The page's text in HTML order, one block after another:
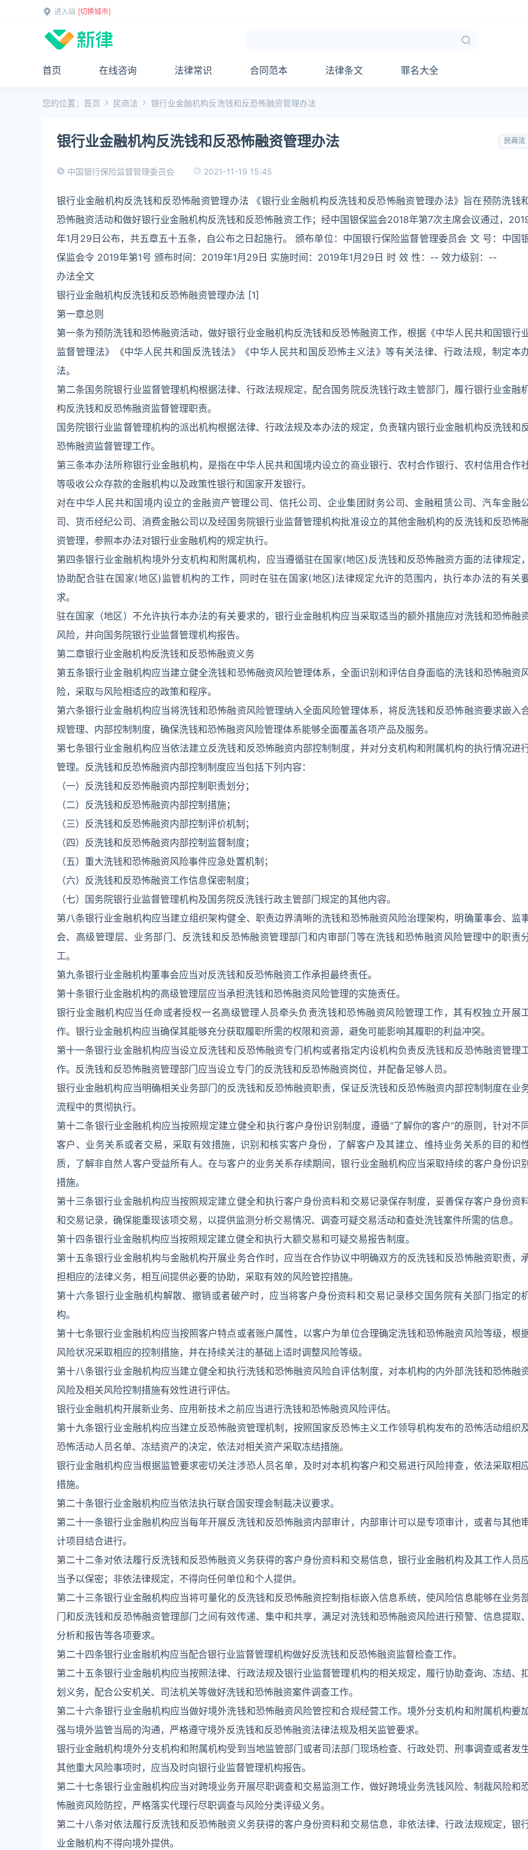
进入站 [切换城市]
首页 在线咨询 法律常识 合同范本 法律条文 罪名大全
您的位置： 首页 民商法 银行业金融机构反洗钱和反恐怖融资管理办法
银行业金融机构反洗钱和反恐怖融资管理办法 民商法
中国银行保险监督管理委员会 2021-11-19 15:45
银行业金融机构反洗钱和反恐怖融资管理办法 《银行业金融机构反洗钱和反恐怖融资管理办法》旨在预防洗钱
恐怖融资活动和做好银行业金融机构反洗钱和反恐怖融资工作；经中国银保监会2018年第7次主席会议通过，
年1月29日公布，共五章五十五条，自公布之日起施行。 颁布单位：中国银行保险监督管理委员会 文 号：中国
保监会令 2019年第1号 颁布时间：2019年1月29日 实施时间：2019年1月29日 时 效 性：-- 效力级别：--
办法全文
银行业金融机构反洗钱和反恐怖融资管理办法 [1]
第一章总则
第一条为预防洗钱和恐怖融资活动，做好银行业金融机构反洗钱和反恐怖融资工作，根据《中华人民共和国银行
监督管理法》《中华人民共和国反洗钱法》《中华人民共和国反恐怖主义法》等有关法律、行政法规，制定本
法。
第二条国务院银行业监督管理机构根据法律、行政法规规定，配合国务院反洗钱行政主管部门，履行银行业金融
构反洗钱和反恐怖融资监督管理职责。
国务院银行业监督管理机构的派出机构根据法律、行政法规及本办法的规定，负责辖内银行业金融机构反洗钱和
恐怖融资监督管理工作。
第三条本办法所称银行业金融机构，是指在中华人民共和国境内设立的商业银行、农村合作银行、农村信用合作
等吸收公众存款的金融机构以及政策性银行和国家开发银行。
对在中华人民共和国境内设立的金融资产管理公司、信托公司、企业集团财务公司、金融租赁公司、汽车金融
司、货币经纪公司、消费金融公司以及经国务院银行业监督管理机构批准设立的其他金融机构的反洗钱和反恐怖
资管理，参照本办法对银行业金融机构的规定执行。
第四条银行业金融机构境外分支机构和附属机构，应当遵循驻在国家(地区)反洗钱和反恐怖融资方面的法律规定，
协助配合驻在国家(地区)监管机构的工作，同时在驻在国家(地区)法律规定允许的范围内，执行本办法的有关
求。
驻在国家（地区）不允许执行本办法的有关要求的，银行业金融机构应当采取适当的额外措施应对洗钱和恐怖融
风险，并向国务院银行业监督管理机构报告。
第二章银行业金融机构反洗钱和反恐怖融资义务
第五条银行业金融机构应当建立健全洗钱和恐怖融资风险管理体系，全面识别和评估自身面临的洗钱和恐怖融资
险，采取与风险相适应的政策和程序。
第六条银行业金融机构应当将洗钱和恐怖融资风险管理纳入全面风险管理体系，将反洗钱和反恐怖融资要求嵌入
规管理、内部控制制度，确保洗钱和恐怖融资风险管理体系能够全面覆盖各项产品及服务。
第七条银行业金融机构应当依法建立反洗钱和反恐怖融资内部控制制度，并对分支机构和附属机构的执行情况进
管理。反洗钱和反恐怖融资内部控制制度应当包括下列内容：
（一）反洗钱和反恐怖融资内部控制职责划分；
（二）反洗钱和反恐怖融资内部控制措施；
（三）反洗钱和反恐怖融资内部控制评价机制；
（四）反洗钱和反恐怖融资内部控制监督制度；
（五）重大洗钱和恐怖融资风险事件应急处置机制；
（六）反洗钱和反恐怖融资工作信息保密制度；
（七）国务院银行业监督管理机构及国务院反洗钱行政主管部门规定的其他内容。
第八条银行业金融机构应当建立组织架构健全、职责边界清晰的洗钱和恐怖融资风险治理架构，明确董事会、监
会、高级管理层、业务部门、反洗钱和反恐怖融资管理部门和内审部门等在洗钱和恐怖融资风险管理中的职责
工。
第九条银行业金融机构董事会应当对反洗钱和反恐怖融资工作承担最终责任。
第十条银行业金融机构的高级管理层应当承担洗钱和恐怖融资风险管理的实施责任。
银行业金融机构应当任命或者授权一名高级管理人员牵头负责洗钱和恐怖融资风险管理工作，其有权独立开展
作。银行业金融机构应当确保其能够充分获取履职所需的权限和资源，避免可能影响其履职的利益冲突。
第十一条银行业金融机构应当设立反洗钱和反恐怖融资专门机构或者指定内设机构负责反洗钱和反恐怖融资管理
作。反洗钱和反恐怖融资管理部门应当设立专门的反洗钱和反恐怖融资岗位，并配备足够人员。
银行业金融机构应当明确相关业务部门的反洗钱和反恐怖融资职责，保证反洗钱和反恐怖融资内部控制制度在业
流程中的贯彻执行。
第十二条银行业金融机构应当按照规定建立健全和执行客户身份识别制度，遵循“了解你的客户”的原则，针对不
客户、业务关系或者交易，采取有效措施，识别和核实客户身份，了解客户及其建立、维持业务关系的目的和
质，了解非自然人客户受益所有人。在与客户的业务关系存续期间，银行业金融机构应当采取持续的客户身份识别
措施。
第十三条银行业金融机构应当按照规定建立健全和执行客户身份资料和交易记录保存制度，妥善保存客户身份资
和交易记录，确保能重现该项交易，以提供监测分析交易情况、调查可疑交易活动和查处洗钱案件所需的信息。
第十四条银行业金融机构应当按照规定建立健全和执行大额交易和可疑交易报告制度。
第十五条银行业金融机构与金融机构开展业务合作时，应当在合作协议中明确双方的反洗钱和反恐怖融资职责，
担相应的法律义务，相互间提供必要的协助，采取有效的风险管控措施。
第十六条银行业金融机构解散、撤销或者破产时，应当将客户身份资料和交易记录移交国务院有关部门指定的
构。
第十七条银行业金融机构应当按照客户特点或者账户属性，以客户为单位合理确定洗钱和恐怖融资风险等级，根
风险状况采取相应的控制措施，并在持续关注的基础上适时调整风险等级。
第十八条银行业金融机构应当建立健全和执行洗钱和恐怖融资风险自评估制度，对本机构的内外部洗钱和恐怖融
风险及相关风险控制措施有效性进行评估。
银行业金融机构开展新业务、应用新技术之前应当进行洗钱和恐怖融资风险评估。
第十九条银行业金融机构应当建立反恐怖融资管理机制，按照国家反恐怖主义工作领导机构发布的恐怖活动组织
恐怖活动人员名单、冻结资产的决定，依法对相关资产采取冻结措施。
银行业金融机构应当根据监管要求密切关注涉恐人员名单，及时对本机构客户和交易进行风险排查，依法采取相
措施。
第二十条银行业金融机构应当依法执行联合国安理会制裁决议要求。
第二十一条银行业金融机构应当每年开展反洗钱和反恐怖融资内部审计，内部审计可以是专项审计，或者与其他
计项目结合进行。
第二十二条对依法履行反洗钱和反恐怖融资义务获得的客户身份资料和交易信息，银行业金融机构及其工作人员
当予以保密；非依法律规定，不得向任何单位和个人提供。
第二十三条银行业金融机构应当将可量化的反洗钱和反恐怖融资控制指标嵌入信息系统，使风险信息能够在业务
门和反洗钱和反恐怖融资管理部门之间有效传递、集中和共享，满足对洗钱和恐怖融资风险进行预警、信息提取、
分析和报告等各项要求。
第二十四条银行业金融机构应当配合银行业监督管理机构做好反洗钱和反恐怖融资监督检查工作。
第二十五条银行业金融机构应当按照法律、行政法规及银行业监督管理机构的相关规定，履行协助查询、冻结、
划义务，配合公安机关、司法机关等做好洗钱和恐怖融资案件调查工作。
第二十六条银行业金融机构应当做好境外洗钱和恐怖融资风险管控和合规经营工作。境外分支机构和附属机构要
强与境外监管当局的沟通，严格遵守境外反洗钱和反恐怖融资法律法规及相关监管要求。
银行业金融机构境外分支机构和附属机构受到当地监管部门或者司法部门现场检查、行政处罚、刑事调查或者发
其他重大风险事项时，应当及时向银行业监督管理机构报告。
第二十七条银行业金融机构应当对跨境业务开展尽职调查和交易监测工作，做好跨境业务洗钱风险、制裁风险和
怖融资风险防控，严格落实代理行尽职调查与风险分类评级义务。
第二十八条对依法履行反洗钱和反恐怖融资义务获得的客户身份资料和交易信息，非依法律、行政法规规定，银
业金融机构不得向境外提供。